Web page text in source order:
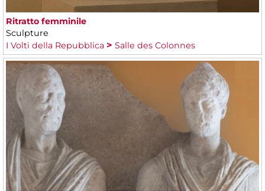
Ritratto femminile
Sculpture
I Volti della Repubblica
Salle des Colonnes